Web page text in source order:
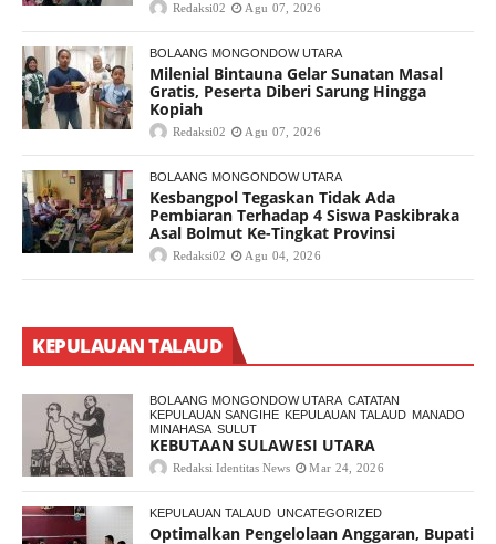
Redaksi02 Agu 07, 2026
BOLAANG MONGONDOW UTARA
Milenial Bintauna Gelar Sunatan Masal
Gratis, Peserta Diberi Sarung Hingga
Kopiah
Redaksi02 Agu 07, 2026
BOLAANG MONGONDOW UTARA
Kesbangpol Tegaskan Tidak Ada
Pembiaran Terhadap 4 Siswa Paskibraka
Asal Bolmut Ke-Tingkat Provinsi
Redaksi02 Agu 04, 2026
KEPULAUAN TALAUD
BOLAANG MONGONDOW UTARA CATATAN
KEPULAUAN SANGIHE KEPULAUAN TALAUD MANADO
MINAHASA SULUT
KEBUTAAN SULAWESI UTARA
Redaksi Identitas News Mar 24, 2026
KEPULAUAN TALAUD UNCATEGORIZED
Optimalkan Pengelolaan Anggaran, Bupati